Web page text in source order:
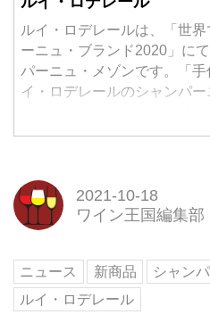
ルイ・ロデレールは、「世
ーニュ・ブランド2020」に
パーニュ・メゾンです。「
イ・ロデレールのシャンパ
したシャンパーニュ、クリ
2021-10-18
ワイン王国編集部
ニュース 新商品
シャン
ルイ・ロデレール